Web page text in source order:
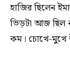
হাজির ছিলেন
ভিড়টা আজ ছিল
কম। চোখে-মুখে